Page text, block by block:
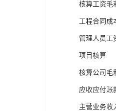
核算工资毛
工程合同成
管理人员工
项目核算
核算公司毛
应收应付账
主营业务收